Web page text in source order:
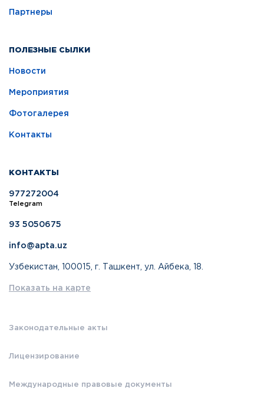
Партнеры
ПОЛЕЗНЫЕ СЫЛКИ
Новости
Мероприятия
Фотогалерея
Контакты
КОНТАКТЫ
977272004
Telegram
93 5050675
info@apta.uz
Узбекистан, 100015, г. Ташкент, ул. Айбека, 18.
Показать на карте
Законодательные акты
Лицензирование
Международные правовые документы